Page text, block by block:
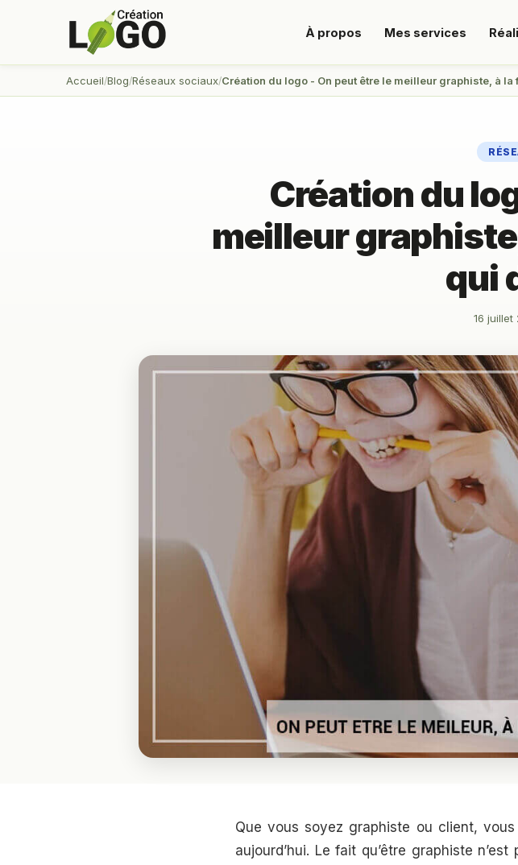
À propos Mes services
Accueil Blog Réseaux sociaux Création du logo - On peut être le meilleur graphiste, à
Création du
meilleur
qui
16 juillet
Que vous soyez graphiste ou client,
aujourd’hui. Le fait qu’être graphiste